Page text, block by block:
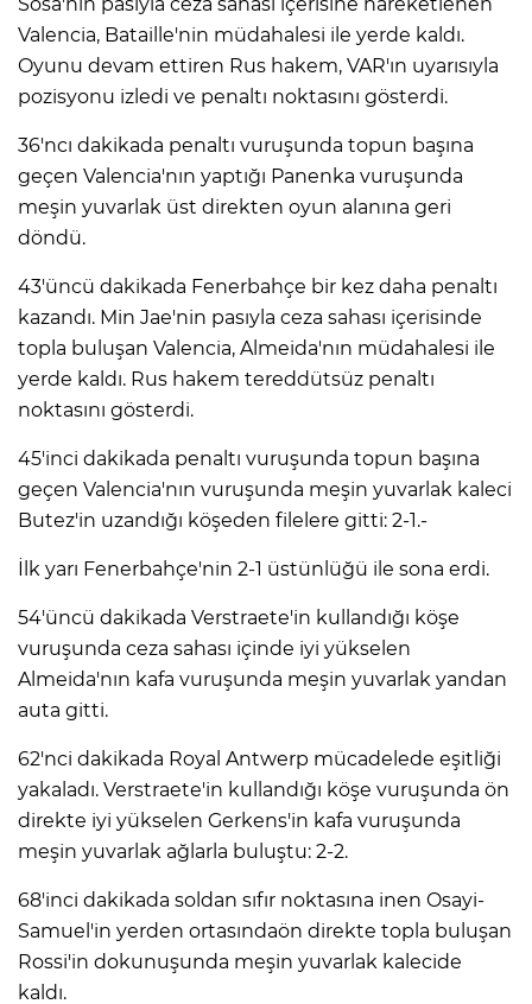
Valencia, Bataille'nin müdahalesi ile yerde kaldı.
Oyunu devam ettiren Rus hakem, VAR'ın uyarısıyla
pozisyonu izledi ve penaltı noktasını gösterdi.
36'ncı dakikada penaltı vuruşunda topun başına
geçen Valencia'nın yaptığı Panenka vuruşunda
meşin yuvarlak üst direkten oyun alanına geri
döndü.
43'üncü dakikada Fenerbahçe bir kez daha penaltı
kazandı. Min Jae'nin pasıyla ceza sahası içerisinde
topla buluşan Valencia, Almeida'nın müdahalesi ile
yerde kaldı. Rus hakem tereddütsüz penaltı
noktasını gösterdi.
45'inci dakikada penaltı vuruşunda topun başına
geçen Valencia'nın vuruşunda meşin yuvarlak kaleci
Butez'in uzandığı köşeden filelere gitti: 2-1.-
İlk yarı Fenerbahçe'nin 2-1 üstünlüğü ile sona erdi.
54'üncü dakikada Verstraete'in kullandığı köşe
vuruşunda ceza sahası içinde iyi yükselen
Almeida'nın kafa vuruşunda meşin yuvarlak yandan
auta gitti.
62'nci dakikada Royal Antwerp mücadelede eşitliği
yakaladı. Verstraete'in kullandığı köşe vuruşunda ön
direkte iyi yükselen Gerkens'in kafa vuruşunda
meşin yuvarlak ağlarla buluştu: 2-2.
68'inci dakikada soldan sıfır noktasına inen Osayi-
Samuel'in yerden ortasındaön direkte topla buluşan
Rossi'in dokunuşunda meşin yuvarlak kalecide
kaldı.